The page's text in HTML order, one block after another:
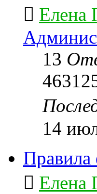
Елена
13
14
Правила
Елена